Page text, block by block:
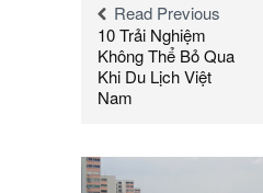
Read Previous
10 Trải Nghiệm
Không Thể Bỏ Qua
Khi Du Lịch Việt
Nam